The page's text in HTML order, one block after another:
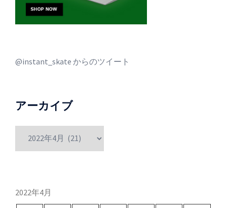
@instant_skate からのツイート
アーカイブ
2022年4月